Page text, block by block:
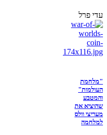
עדי פרל
"מלחמת
העולמות"
והמטבע
שהוציא את
מעריצי וולס
למלחמה